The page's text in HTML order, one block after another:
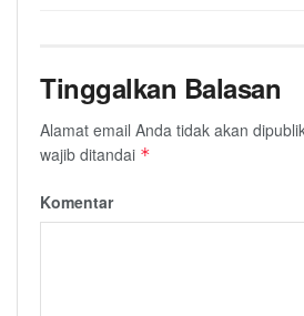
Tinggalkan Balasan
Alamat email Anda tidak akan
wajib ditandai *
Komentar